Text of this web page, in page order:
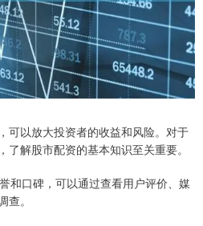
可以放大投资者的收益和风险。对于
解股市配资的基本知识至关重要。
和口碑，可以通过查看用户评价、媒
。